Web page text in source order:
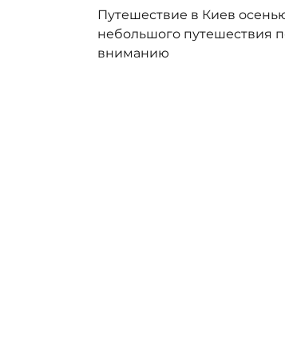
Путешествие в Киев
небольшого путешествия
вниманию